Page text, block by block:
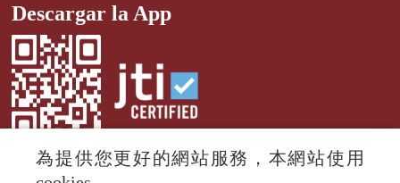
Descargar la App
為提供您更好的網站服務，本網站使用